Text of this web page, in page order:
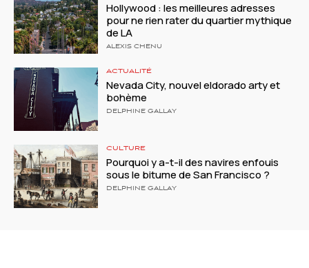
Hollywood : les meilleures adresses
pour ne rien rater du quartier mythique
de LA
ALEXIS CHENU
ACTUALITÉ
Nevada City, nouvel eldorado arty et
bohème
DELPHINE GALLAY
CULTURE
Pourquoi y a-t-il des navires enfouis
sous le bitume de San Francisco ?
DELPHINE GALLAY